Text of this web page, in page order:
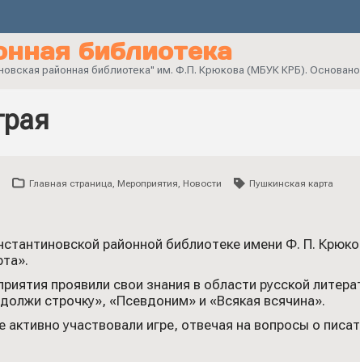
библиотека
районная библиотека" им. Ф.П. Крюкова (МБУК КРБ). Основано
Главная страница, Мероприятия, Новости Пушкинская карта
районной библиотеке имени Ф. П.
проявили свои знания в области русской
строчку», «Псевдоним» и «Всякая всячина».
участвовали игре, отвечая на вопросы о